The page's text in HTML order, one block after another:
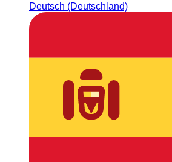
Deutsch (Deutschland)